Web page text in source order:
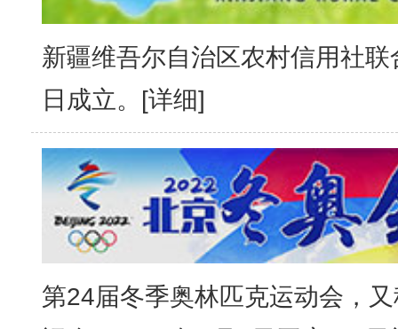
新疆维吾尔自治区农村信用社
日成立。[详细]
第24届冬季奥林匹克运动会，